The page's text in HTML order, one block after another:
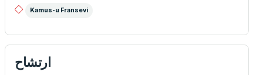
Kamus-u Fransevi
ارتشاح